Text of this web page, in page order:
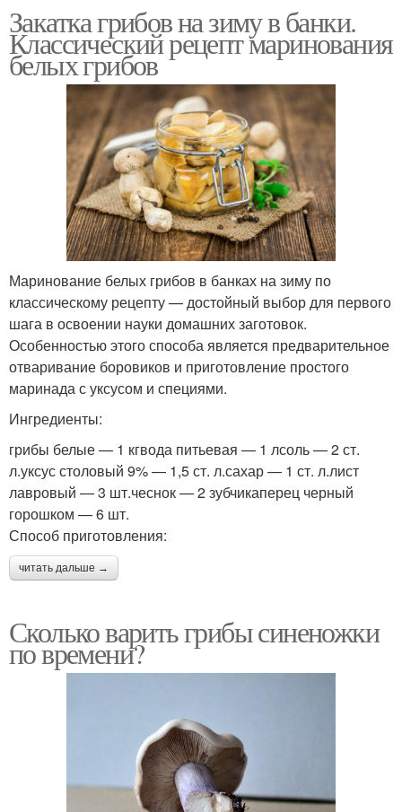
Закатка грибов на зиму в банки.
Классический рецепт маринования
белых грибов
Маринование белых грибов в банках на зиму по
классическому рецепту — достойный выбор для первого
шага в освоении науки домашних заготовок.
Особенностью этого способа является предварительное
отваривание боровиков и приготовление простого
маринада с уксусом и специями.
Ингредиенты:
грибы белые — 1 кгвода питьевая — 1 лсоль — 2 ст.
л.уксус столовый 9% — 1,5 ст. л.сахар — 1 ст. л.лист
лавровый — 3 шт.чеснок — 2 зубчикаперец черный
горошком — 6 шт.
Способ приготовления:
читать дальше →
Сколько варить грибы синеножки
по времени?